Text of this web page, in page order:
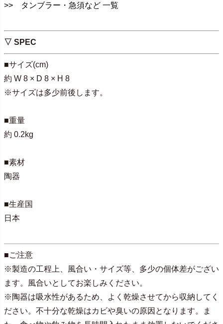
>> タンブラー・急須など 一覧
▽ SPEC
■サイズ(cm)
約 W 8 × D 8 × H 8
※サイズは多少前後します。
■重量
約 0.2kg
■素材
陶器
■生産国
日本
■ご注意
※製造の工程上、風合い・サイズ等、多少の個体差がござい
ます。風合いとしてお楽しみください。
※陶器は吸水性があるため、よく乾燥させてから収納してく
ださい。不十分な乾燥はカビや臭いの原因となります。ま